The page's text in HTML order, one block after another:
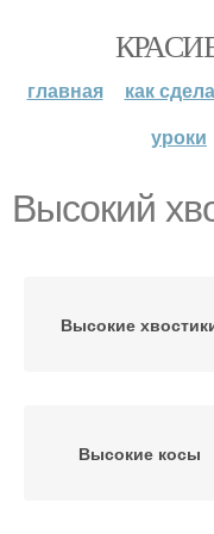
главная как
уроки
Высокий
Высокие
Высокие косы